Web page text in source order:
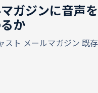
ガジンに音声
か
スト メールマガジン 既